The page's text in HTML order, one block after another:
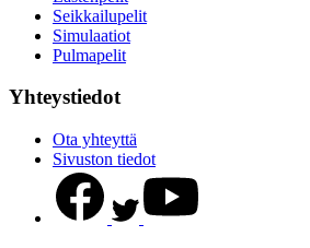
Seikkailupelit
Simulaatiot
Pulmapelit
Yhteystiedot
Ota yhteyttä
Sivuston tiedot